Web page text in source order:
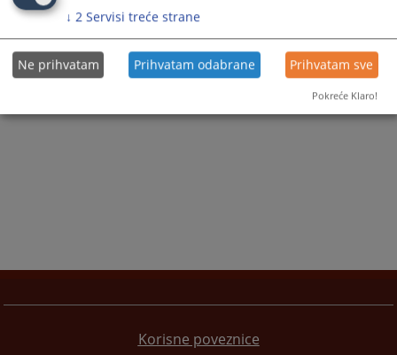
Korisne poveznice
↓ 2 Servisi treće strane
Ne prihvatam Prihvatam odabrane Prihvatam sve
Pokreće Klaro!